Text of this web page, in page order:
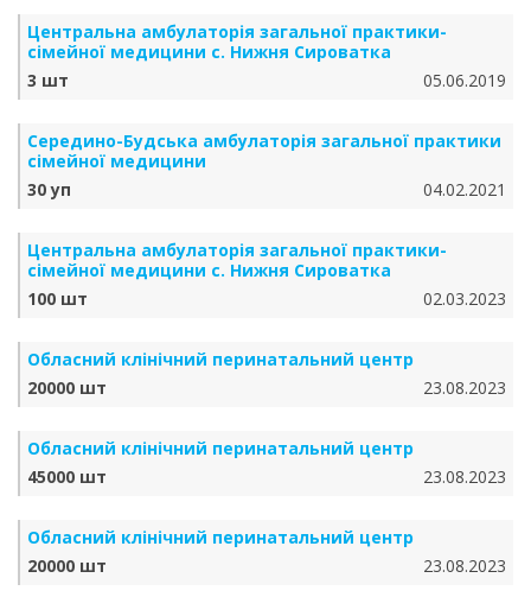
Центральна амбулаторія загальної практики-
сімейної медицини с. Нижня Сироватка
3 шт
05.06.2019
Середино-Будська амбулаторія загальної практики
сімейної медицини
30 уп
04.02.2021
Центральна амбулаторія загальної практики-
сімейної медицини с. Нижня Сироватка
100 шт
02.03.2023
Обласний клінічний перинатальний центр
20000 шт
23.08.2023
Обласний клінічний перинатальний центр
45000 шт
23.08.2023
Обласний клінічний перинатальний центр
20000 шт
23.08.2023